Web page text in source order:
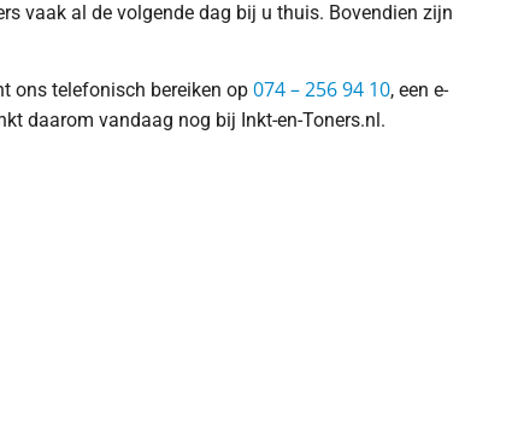
vaak al de volgende dag bij u thuis. Bovendien zijn
ons telefonisch bereiken op 074 – 256 94 10, een e-
daarom vandaag nog bij Inkt-en-Toners.nl.